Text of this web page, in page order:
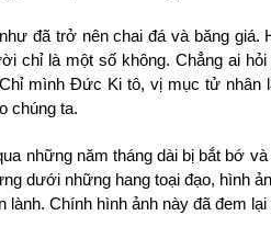
đã trở nên chai đá và băng giá.
chỉ là một số không. Chẳng ai
mình Đức Ki tô, vị mục tử nhân
chúng ta.
những năm tháng dài bị bắt bớ
dưới những hang toại đạo, hình
Chính hình ảnh này đã đem